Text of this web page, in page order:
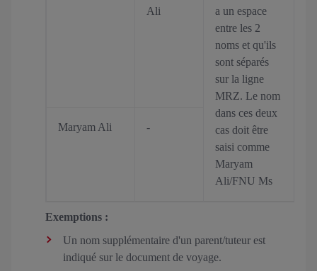
Ali
a un espace
entre les 2
noms et qu'ils
sont séparés
sur la ligne
MRZ. Le nom
dans ces deux
cas doit être
saisi comme
Maryam
Ali/FNU Ms
Maryam Ali -
Exemptions :
Un nom supplémentaire d'un parent/tuteur est
indiqué sur le document de voyage.